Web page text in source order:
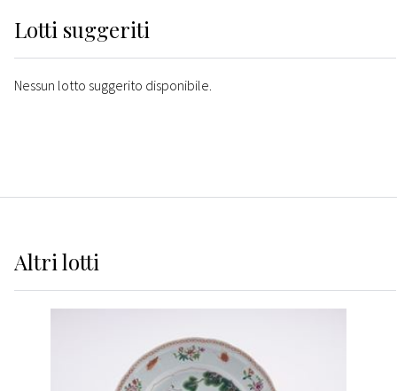
Lotti suggeriti
Nessun lotto suggerito disponibile.
Altrilotti